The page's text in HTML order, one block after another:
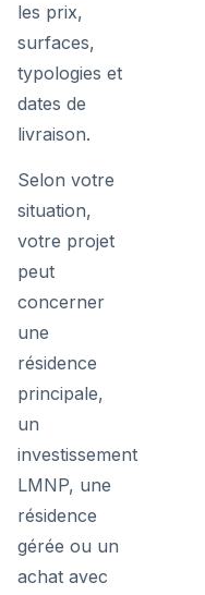
les prix,
surfaces,
typologies et
dates de
livraison.
Selon votre
situation,
votre projet
peut
concerner
une
résidence
principale,
un
investissement
LMNP, une
résidence
gérée ou un
achat avec